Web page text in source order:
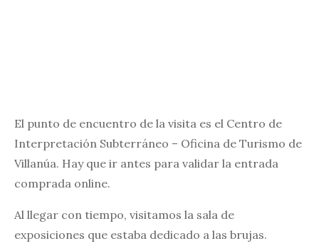
El punto de encuentro de la visita es el Centro de
Interpretación Subterráneo – Oficina de Turismo de
Villanúa. Hay que ir antes para validar la entrada
comprada online.
Al llegar con tiempo, visitamos la sala de
exposiciones que estaba dedicado a las brujas.